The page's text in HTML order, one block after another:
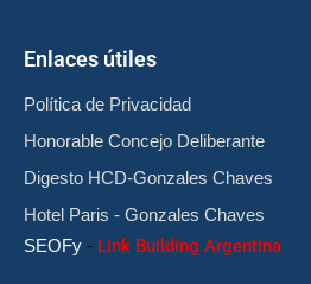
Enlaces útiles
Política de Privacidad
Honorable Concejo Deliberante
Digesto HCD-Gonzales Chaves
Hotel Paris - Gonzales Chaves
SEOFy - Link Building Argentina